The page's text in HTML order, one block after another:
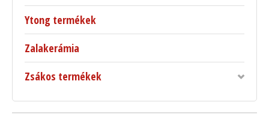
Ytong termékek
Zalakerámia
Zsákos termékek